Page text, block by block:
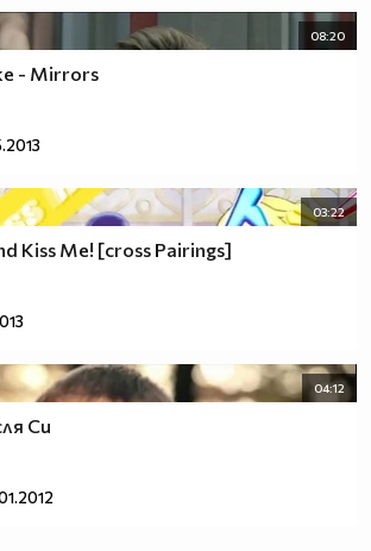
08:20
- Mirrors
03:22
Kiss Me! [cross Pairings]
04:12
Си